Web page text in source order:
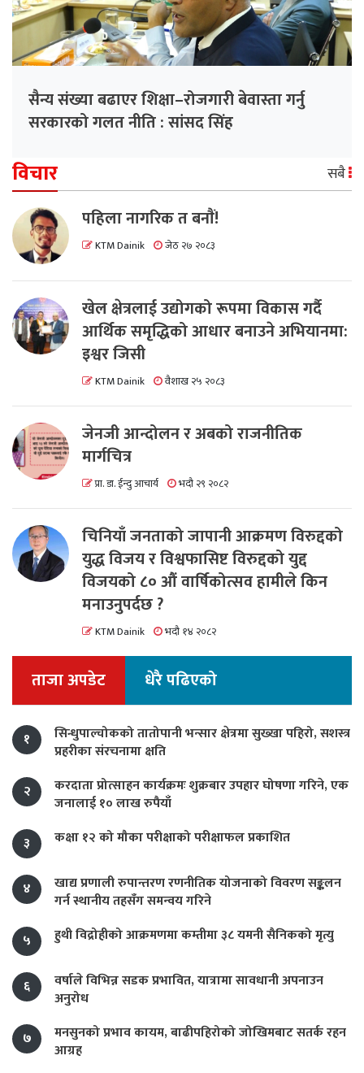
सैन्य संख्या बढाएर शिक्षा–रोजगारी बेवास्ता गर्नु
सरकारको गलत नीति : सांसद सिंह
विचार सबै
पहिला नागरिक त बनाैं!
KTM Dainik जेठ २७ २०८३
खेल क्षेत्रलाई उद्योगको रूपमा विकास गर्दै
आर्थिक समृद्धिको आधार बनाउने अभियानमा:
इश्वर जिसी
KTM Dainik वैशाख २५ २०८३
जेनजी आन्दोलन र अबको राजनीतिक
मार्गचित्र
प्रा. डा. ईन्दु आचार्य भदौ २९ २०८२
चिनियाँ जनताको जापानी आक्रमण विरुद्दको
युद्ध विजय र विश्वफासिष्ट विरुद्दको युद्द
विजयको ८० औं वार्षिकोत्सव हामीले किन
मनाउनुपर्दछ ?
KTM Dainik भदौ १४ २०८२
ताजा अपडेट धेरै पढिएको
१
सिन्धुपाल्चोकको तातोपानी भन्सार क्षेत्रमा सुख्खा पहिरो, सशस्त्र
प्रहरीका संरचनामा क्षति
२
करदाता प्रोत्साहन कार्यक्रमः शुक्रबार उपहार घोषणा गरिने, एक
जनालाई १० लाख रुपैयाँ
३
कक्षा १२ को मौका परीक्षाको परीक्षाफल प्रकाशित
४
खाद्य प्रणाली रुपान्तरण रणनीतिक योजनाको विवरण सङ्कलन
गर्न स्थानीय तहसँग समन्वय गरिने
५
हुथी विद्रोहीको आक्रमणमा कम्तीमा ३८ यमनी सैनिकको मृत्यु
६
वर्षाले विभिन्न सडक प्रभावित, यात्रामा सावधानी अपनाउन
अनुरोध
७
मनसुनको प्रभाव कायम, बाढीपहिरोको जोखिमबाट सतर्क रहन
आग्रह